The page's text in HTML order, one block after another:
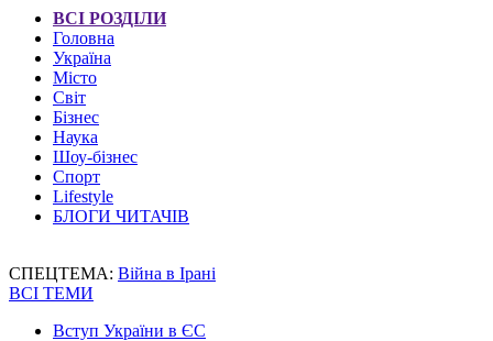
ВСІ РОЗДІЛИ
Головна
Україна
Місто
Світ
Бізнес
Наука
Шоу-бізнес
Спорт
Lifestyle
БЛОГИ ЧИТАЧІВ
СПЕЦТЕМА: Війна в Ірані
ВСІ ТЕМИ
Вступ України в ЄС